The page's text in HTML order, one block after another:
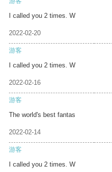
I called you 2 times. W
2022-02-20
游客
I called you 2 times. W
2022-02-16
游客
The world's best fantas
2022-02-14
游客
I called you 2 times. W